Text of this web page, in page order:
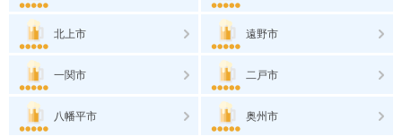
北上市 遠野市
一関市 二戸市
八幡平市 奥州市